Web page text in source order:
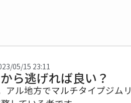
05/15 23:11
ら逃げれば良い？
アル地方でマルチタイプジムリ